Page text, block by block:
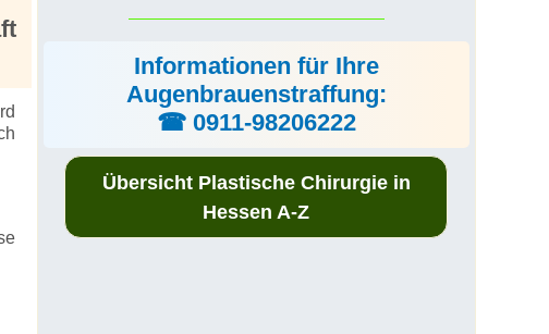
Informationen für Ihre
Augenbrauenstraffung:
☎ 0911-98206222
Übersicht Plastische Chirurgie in
Hessen A-Z